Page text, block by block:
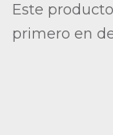
Este
primero en